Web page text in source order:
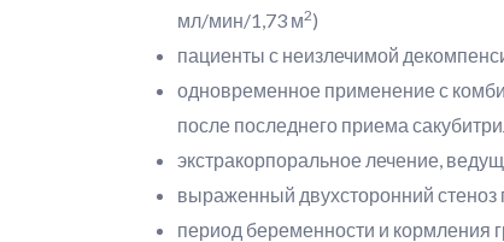
мл/мин/1,73 м2)
пациенты с неизлечимой
одновременное применение с
после последнего приема
экстракорпоральное лечение,
выраженный двухсторонний
период беременности и кормления